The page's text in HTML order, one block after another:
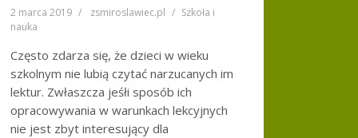
2 marca 2019 zsmiroslawiec.pl
Szkoła i
nauka
Często zdarza się, że dzieci w wieku
szkolnym nie lubią czytać narzucanych im
lektur. Zwłaszcza jeśłi sposób ich
opracowywania w warunkach lekcyjnych
nie jest zbyt interesujący dla